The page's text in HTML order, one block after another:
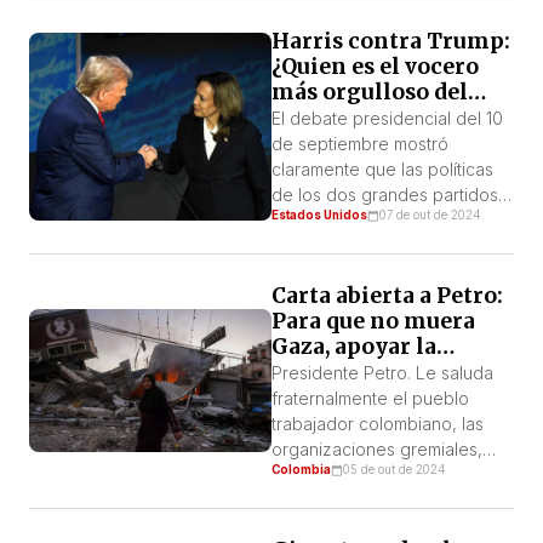
descubrimiento de los
motivos de la violación y el
asesinato, y castigo justo para
los perpetradores. 2) Que se
identifique a los implicados en
la manipulación […]
Harris contra Trump:
¿Quien es el vocero
más orgulloso del
fracking?
El debate presidencial del 10
de septiembre mostró
claramente que las políticas
de los dos grandes partidos
capitalistas tienen varios
Israel (y, por extensión, a sus
crímenes de guerra
perpetrados con armamento
estadounidense), el aumento
de la fuerza militar de EEUU
en general y la competencia
contra […]
Estados Unidos 07 de out de 2024
Carta abierta a Petro:
Para que no muera
Gaza, apoyar la
resistencia, detener a
Netanyahu, derrotar a
Israel
Presidente Petro. Le saluda
fraternalmente el pueblo
trabajador colombiano, las
organizaciones gremiales,
populares, étnicas, de
Colombia 05 de out de 2024